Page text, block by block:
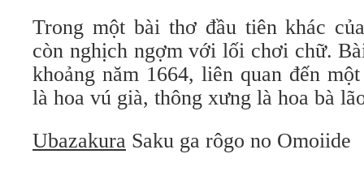
Trong một bài thơ đầu tiên khác
còn nghịch ngợm với lối chơi chữ.
khoảng năm 1664, liên quan đến
là hoa vú già, thông xưng là hoa bà
Ubazakura Saku ga rôgo no Omoiide